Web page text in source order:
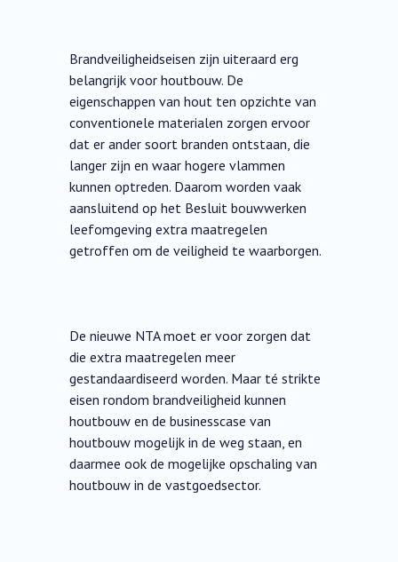
Brandveiligheidseisen zijn uiteraard erg
belangrijk voor houtbouw. De
eigenschappen van hout ten opzichte van
conventionele materialen zorgen ervoor
dat er ander soort branden ontstaan, die
langer zijn en waar hogere vlammen
kunnen optreden. Daarom worden vaak
aansluitend op het Besluit bouwwerken
leefomgeving extra maatregelen
getroffen om de veiligheid te waarborgen.
De nieuwe NTA moet er voor zorgen dat
die extra maatregelen meer
gestandaardiseerd worden. Maar té strikte
eisen rondom brandveiligheid kunnen
houtbouw en de businesscase van
houtbouw mogelijk in de weg staan, en
daarmee ook de mogelijke opschaling van
houtbouw in de vastgoedsector.